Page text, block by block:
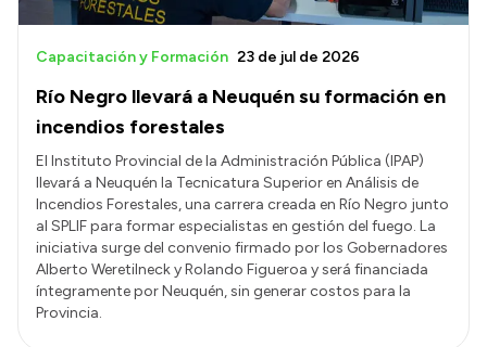
Río Negro llevará a Neuquén su formación en
incendios forestales
Capacitación y Formación 23 de jul de 2026
El Instituto Provincial de la Administración Pública (IPAP)
llevará a Neuquén la Tecnicatura Superior en Análisis de
Incendios Forestales, una carrera creada en Río Negro junto
al SPLIF para formar especialistas en gestión del fuego. La
iniciativa surge del convenio firmado por los Gobernadores
Alberto Weretilneck y Rolando Figueroa y será financiada
íntegramente por Neuquén, sin generar costos para la
Provincia.